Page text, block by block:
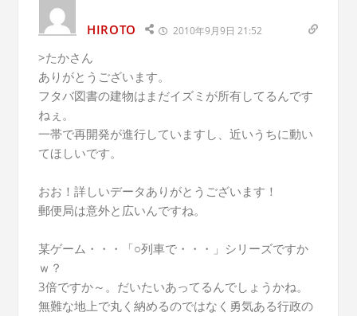
HIROTO 2010年9月9日 21:52
>たかさん
ありがとうございます。
フタバ図書の建物はまだイズミが所有してるんです
ねぇ。
一帯で再開発が進行していますし、近いうちに動い
てほしいです。
おお！詳しいデータありがとうございます！
郵便局は意外と広いんですね。
某ゲーム・・・「○列車で・・・」シリーズですか
ｗ？
3倍ですか～。だいたいあってるんでしょうかね。
無難な地上で丸く納めるのではなく勇気ある行政の